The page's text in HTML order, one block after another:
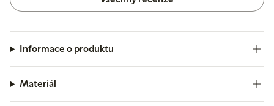
Informace o produktu
Materiál